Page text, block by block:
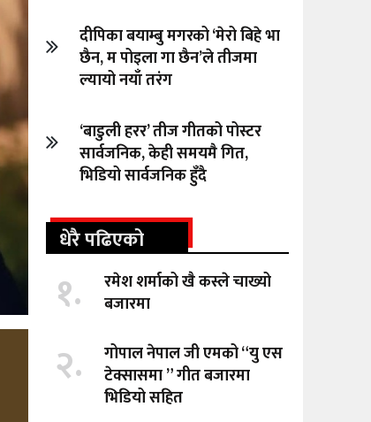
दीपिका बयाम्बु मगरको ‘मेरो बिहे भा
छैन, म पोइला गा छैन’ले तीजमा
ल्यायो नयाँ तरंग
‘बाडुली हरर’ तीज गीतको पोस्टर
सार्वजनिक, केही समयमै गित,
भिडियो सार्वजनिक हुँदै
धेरै पढिएको
१.
रमेश शर्माको खै कस्ले चाख्यो
बजारमा
२.
गोपाल नेपाल जी एमको “यु एस
टेक्सासमा ” गीत बजारमा
भिडियो सहित